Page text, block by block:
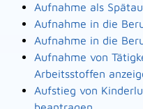
Aufnahme als
Aufnahme in die
Aufnahme in die
Aufnahme von
Arbeitsstoffen
Aufstieg von